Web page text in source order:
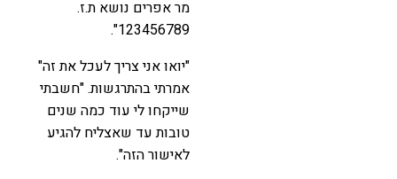
מר אפרים נושא ת.ז.
123456789".
"יואו אני צריך לעכל את זה"
אמרתי בהתרגשות. "חשבתי
שייקחו לי עוד כמה שנים
טובות עד שאצליח להגיע
לאישור הזה".